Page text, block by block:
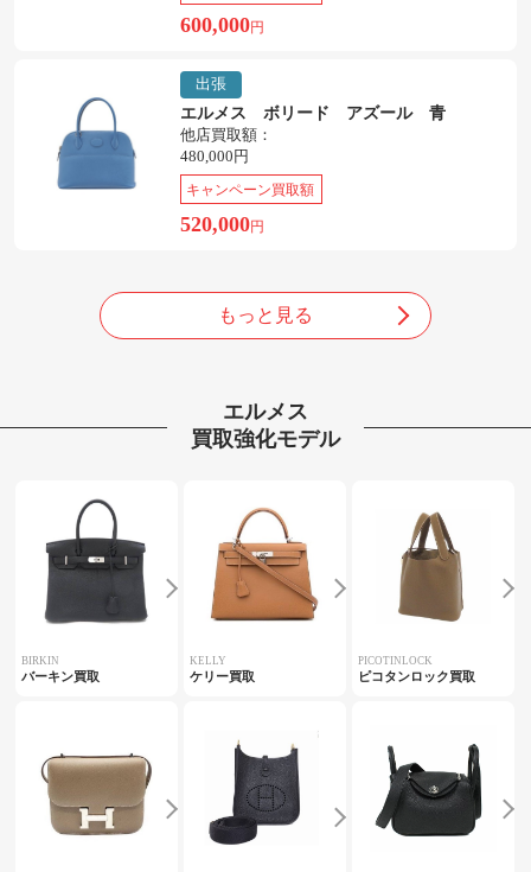
600,000円
出張
エルメス ボリード アズール 青
他店買取額：
480,000円
キャンペーン買取額
520,000円
もっと見る
エルメス
買取強化モデル
BIRKIN
バーキン買取
KELLY
ケリー買取
PICOTINLOCK
ピコタンロック買取